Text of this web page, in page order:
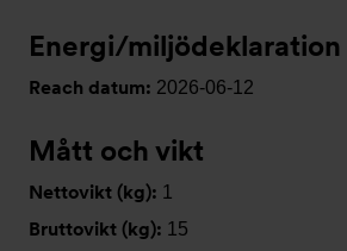
Energi/miljödeklaration
Reach datum: 2026-06-12
Mått och vikt
Nettovikt (kg): 1
Bruttovikt (kg): 15